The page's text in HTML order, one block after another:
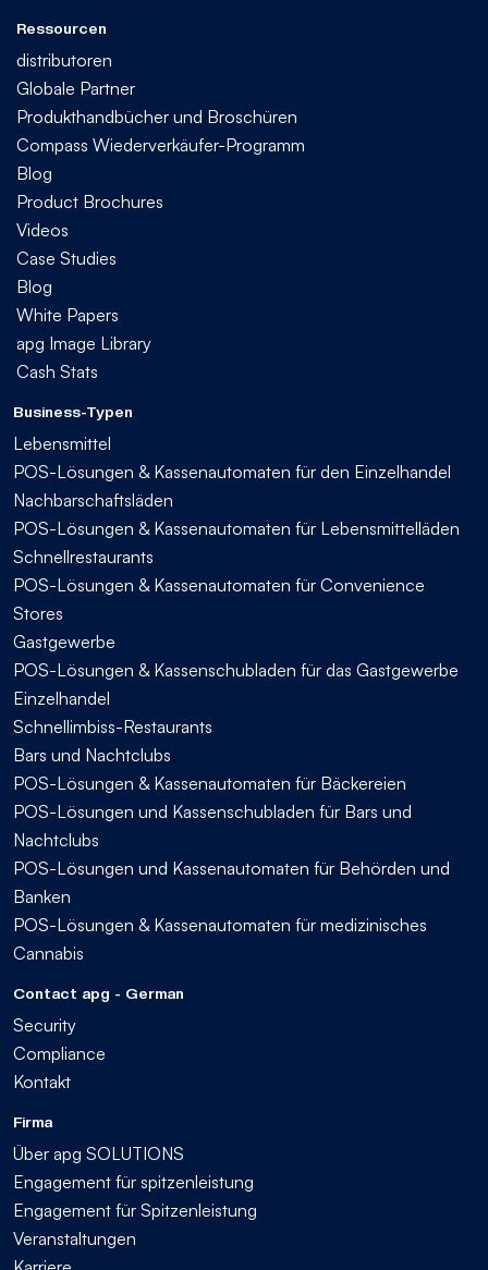
Ressourcen
distributoren
Globale Partner
Produkthandbücher und Broschüren
Compass Wiederverkäufer-Programm
Blog
Product Brochures
Videos
Case Studies
Blog
White Papers
apg Image Library
Cash Stats
Business-Typen
Lebensmittel
POS-Lösungen & Kassenautomaten für den Einzelhandel
Nachbarschaftsläden
POS-Lösungen & Kassenautomaten für Lebensmittelläden
Schnellrestaurants
POS-Lösungen & Kassenautomaten für Convenience
Stores
Gastgewerbe
POS-Lösungen & Kassenschubladen für das Gastgewerbe
Einzelhandel
Schnellimbiss-Restaurants
Bars und Nachtclubs
POS-Lösungen & Kassenautomaten für Bäckereien
POS-Lösungen und Kassenschubladen für Bars und
Nachtclubs
POS-Lösungen und Kassenautomaten für Behörden und
Banken
POS-Lösungen & Kassenautomaten für medizinisches
Cannabis
Contact apg - German
Security
Compliance
Kontakt
Firma
Über apg SOLUTIONS
Engagement für spitzenleistung
Engagement für Spitzenleistung
Veranstaltungen